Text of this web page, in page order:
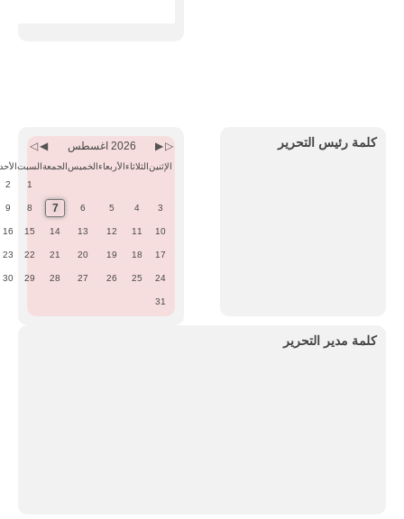
كلمة رئيس التحرير
Month
Year
Month2026 اغسطس
الإثنينالثلاثاءالأربعاءالخميسالجمعةالسبتالأحد
1
2
3
4
5
6
7
8
9
10
11
12
13
14
15
16
17
18
19
20
21
22
23
24
25
26
27
28
29
30
31
كلمة مدير التحرير